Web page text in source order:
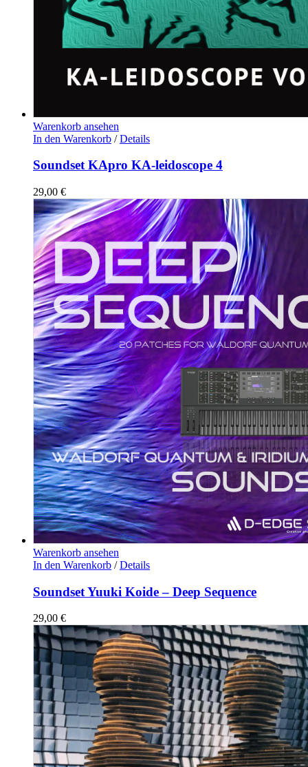
Warenkorb ansehen
In den Warenkorb / Details
Soundset KApro KA-leidoscope 4
29,00 €
Warenkorb ansehen
In den Warenkorb / Details
Soundset Yuuki Koide – Deep Sequence
29,00 €